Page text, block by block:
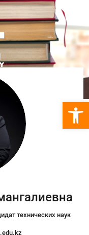
технических наук